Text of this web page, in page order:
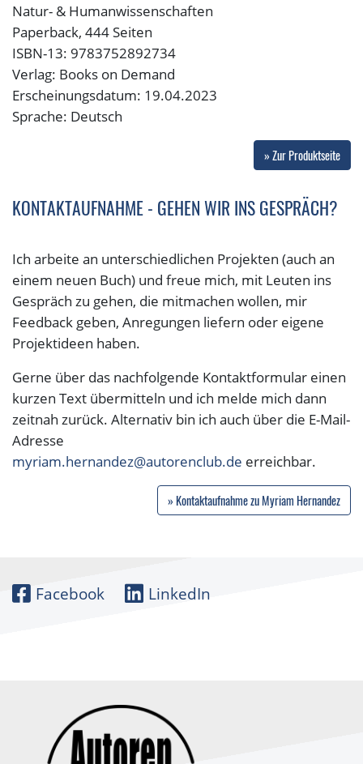
Natur- & Humanwissenschaften
Paperback, 444 Seiten
ISBN-13: 9783752892734
Verlag: Books on Demand
Erscheinungsdatum: 19.04.2023
Sprache: Deutsch
» Zur Produktseite
KONTAKTAUFNAHME - GEHEN WIR INS GESPRÄCH?
Ich arbeite an unterschiedlichen Projekten (auch an
einem neuen Buch) und freue mich, mit Leuten ins
Gespräch zu gehen, die mitmachen wollen, mir
Feedback geben, Anregungen liefern oder eigene
Projektideen haben.
Gerne über das nachfolgende Kontaktformular einen
kurzen Text übermitteln und ich melde mich dann
zeitnah zurück. Alternativ bin ich auch über die E-Mail-
Adresse
myriam.hernandez@autorenclub.de erreichbar.
» Kontaktaufnahme zu Myriam Hernandez
Facebook LinkedIn